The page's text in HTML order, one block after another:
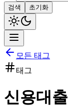
검색 초기화
모든 태그
태그
신용대출